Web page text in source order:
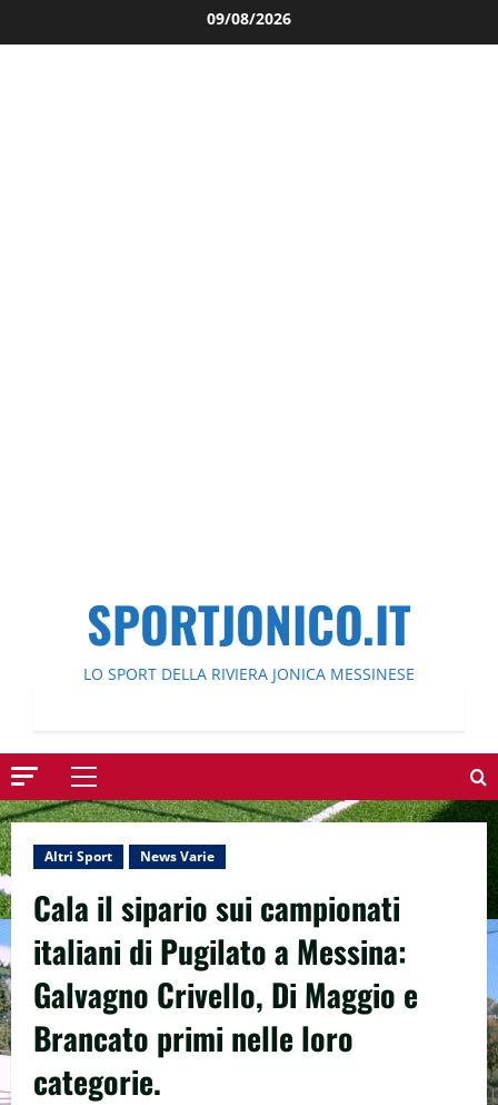
al
09/08/2026
SPORTJONICO.IT
LO SPORT DELLA RIVIERA JONICA MESSINESE
Menu
principale
Altri Sport News Varie
Cala il sipario sui campionati
italiani di Pugilato a Messina:
Galvagno Crivello, Di Maggio e
Brancato primi nelle loro
categorie.